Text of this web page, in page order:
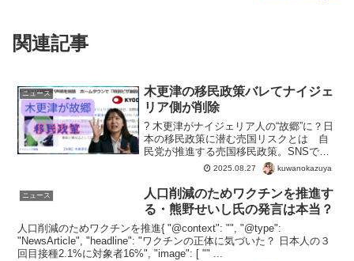
関連記事
ニュース
木更津の移民政策バレてナイジェ
リア側が削除
?️ 木更津がナイジェリア人の“故郷”に？日
本の移民政策に潜む売国リスクとは 自
民党が推進する売国移民政策。SNSで日
本人にバレて炎上、ナイジェリアの公式
発表を削除へ。最大のポイントは「特別
就労ビザ」の発行の部分でしょう。友好
都市の活動では...
2025.08.27 kuwanokazuya
ニュース
人口削減のためワクチンを推進す
る・熊野せいし氏の発言は本当？
人口削減のためワクチンを推進{ "@context": "", "@type":
"NewsArticle", "headline": "ワクチンの正体に気づいた？ 日本人の３
回目接種2.1%に対象者16%", "image": [ "" ...